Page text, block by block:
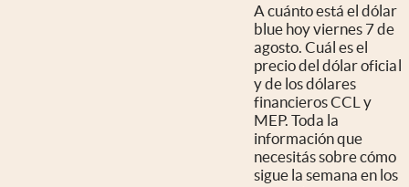
A cuánto está el dólar
blue hoy viernes 7 de
agosto. Cuál es el
precio del dólar oficial
y de los dólares
financieros CCL y
MEP. Toda la
información que
necesitás sobre cómo
sigue la semana en los